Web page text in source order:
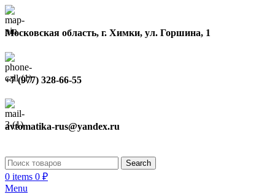
Московская область, г. Химки, ул. Горшина, 1
+7 (977) 328-66-55
avtomatika-rus@yandex.ru
Search
0 items 0 ₽
Menu